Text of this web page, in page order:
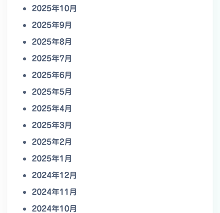
2025年10月
2025年9月
2025年8月
2025年7月
2025年6月
2025年5月
2025年4月
2025年3月
2025年2月
2025年1月
2024年12月
2024年11月
2024年10月